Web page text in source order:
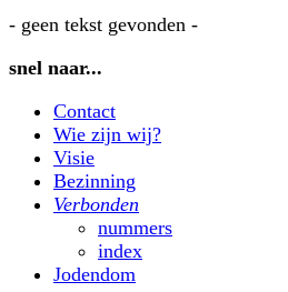
- geen tekst gevonden -
snel naar...
Contact
Wie zijn wij?
Visie
Bezinning
Verbonden
nummers
index
Jodendom